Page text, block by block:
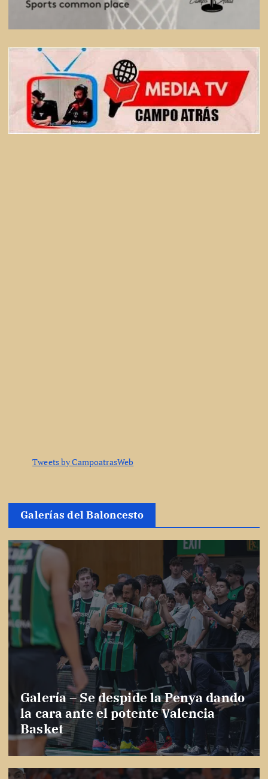
Tweets by CampoatrasWeb
Galerías del Baloncesto
Galería – Se despide la Penya dando
la cara ante el potente Valencia
Basket